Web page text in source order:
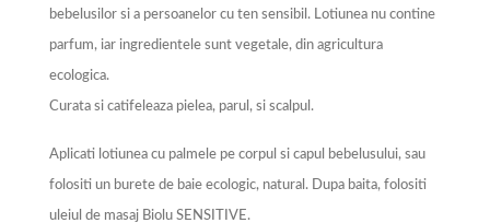
bebelusilor si a persoanelor cu ten sensibil. Lotiunea nu contine
parfum, iar ingredientele sunt vegetale, din agricultura
ecologica.
Curata si catifeleaza pielea, parul, si scalpul.
Aplicati lotiunea cu palmele pe corpul si capul bebelusului, sau
folositi un burete de baie ecologic, natural. Dupa baita, folositi
uleiul de masaj Biolu SENSITIVE.